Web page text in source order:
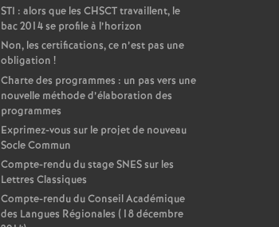
STI : alors que les CHSCT travaillent, le
bac 2014 se profile à l’horizon
Non, les certifications, ce n’est pas une
obligation !
Charte des programmes : un pas vers une
nouvelle méthode d’élaboration des
programmes
Exprimez-vous sur le projet de nouveau
Socle Commun
Compte-rendu du stage SNES sur les
Lettres Classiques
Compte-rendu du Conseil Académique
des Langues Régionales (18 décembre